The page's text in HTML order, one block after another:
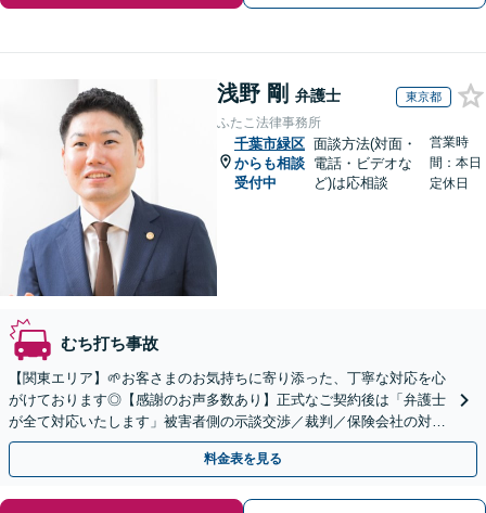
浅野 剛 弁護士 東京都
ふたこ法律事務所
千葉市緑区
からも相談
受付中
面談方法(対面・
電話・ビデオな
ど)は応相談
営業時
間：本日
定休日
むち打ち事故
【関東エリア】🌱お客さまのお気持ちに寄り添った、丁寧な対応を心
がけております◎【感謝のお声多数あり】正式なご契約後は「弁護士
が全て対応いたします」被害者側の示談交渉／裁判／保険会社の対応
／むち打ち／物損事故のご相談はお任せください。
料金表を見る